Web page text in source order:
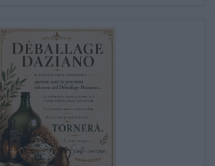
TAVOLI TAVOLINI CONSOLE
SEDIE POLTRONE DIVANI
CREDENZE – DOPPI CORPI – BUFFET